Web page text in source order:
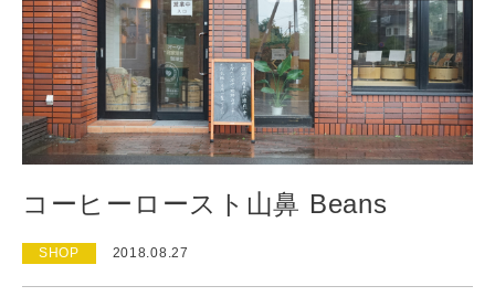
コーヒーロースト山鼻 Beans
SHOP 2018.08.27